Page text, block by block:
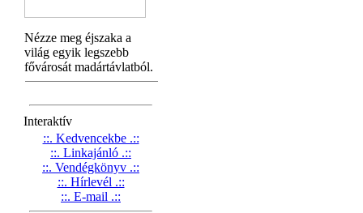
Interaktív
::. Kedvencekbe .::
::. Linkajánló .::
::. Vendégkönyv .::
::. Hírlevél .::
::. E-mail .::